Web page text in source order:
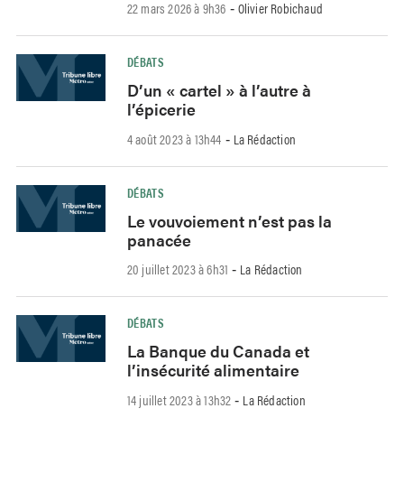
22 mars 2026 à 9h36 - Olivier Robichaud
DÉBATS
D’un « cartel » à l’autre à
l’épicerie
4 août 2023 à 13h44 - La Rédaction
DÉBATS
Le vouvoiement n’est pas la
panacée
20 juillet 2023 à 6h31 - La Rédaction
DÉBATS
La Banque du Canada et
l’insécurité alimentaire
14 juillet 2023 à 13h32 - La Rédaction